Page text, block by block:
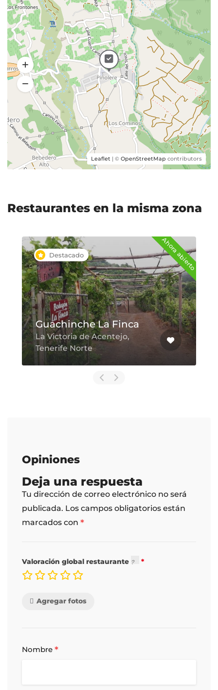
Leaflet | © OpenStreetMap contributors
Restaurantes en la misma zona
Destacado Ahora abierto
Guachinche La Finca
La Victoria de Acentejo,
Tenerife Norte
Opiniones
Deja una respuesta
Tu dirección de correo electrónico no será
publicada. Los campos obligatorios están
marcados con *
Valoración global restaurante
Agregar fotos
Nombre *